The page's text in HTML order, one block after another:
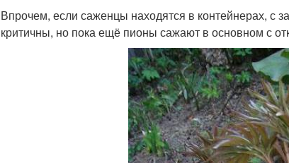
Впрочем, если саженцы находятся в контейнерах, с
критичны, но пока ещё пионы сажают в основном с